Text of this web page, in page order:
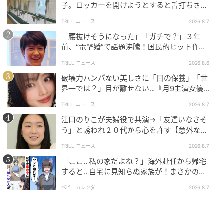
ウーマンエキサイト
子。ロッカーを開けようとすると舌打ちさ
中で拍手」
TRILL ニュース 2026.8.7
「腰抜けそうになった」「ガチで？」３年
前、“電撃婚”で話題沸騰！国民的ヒット作
TRILL ニュース 2026.8.6
破壊力ハンパない美しさに「目の保養」「世
界一では？」目が離せない…『月9主演女優
TRILL ニュース 2026.8.7
江口のりこが夫婦役で共演→「友達いなさそ
う」と誘われ２０代から心を許す【意外な親
TRILL ニュース 2026.8.7
「ここ…私の家だよね？」海外赴任から帰宅
すると…自宅に見知らぬ家族が！まさかの真
ベビーカレンダー 2026.8.7